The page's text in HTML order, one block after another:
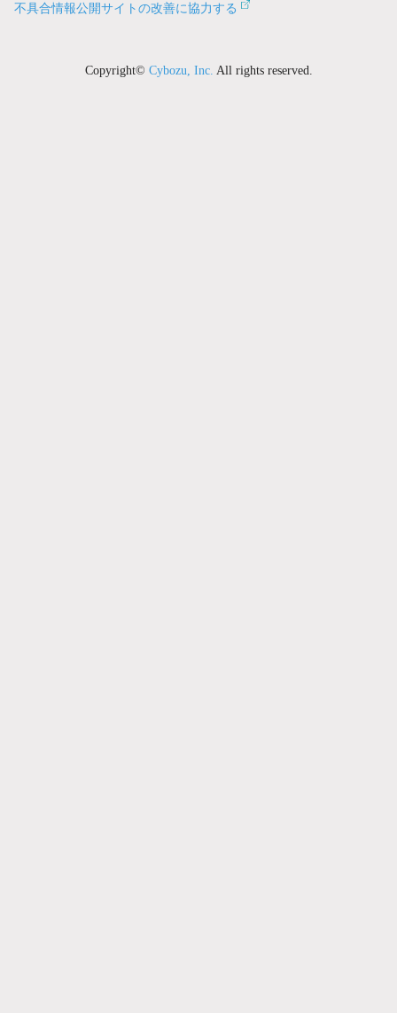
不具合情報公開サイトの改善に協力する
Copyright© Cybozu, Inc. All rights reserved.